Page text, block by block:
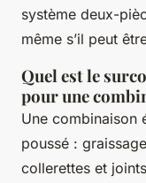
système deux-
même s’il peut
Quel est le
pour une
Une combinaison
poussé :
collerettes et